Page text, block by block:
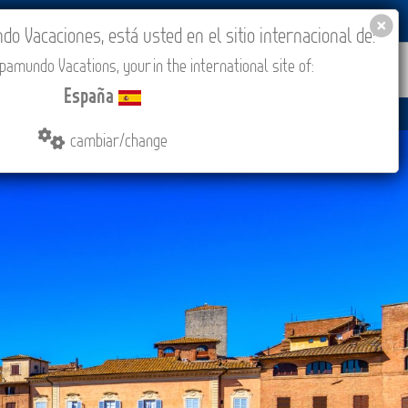
COMPRAR CONTACTO MÁS
Vacaciones, está usted en el sitio internacional de:
Vacations, your in the international site of:
España
cambiar/change